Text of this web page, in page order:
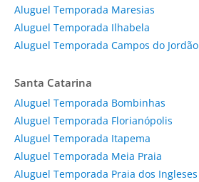
Aluguel Temporada Maresias
Aluguel Temporada Ilhabela
Aluguel Temporada Campos do Jordão
Santa Catarina
Aluguel Temporada Bombinhas
Aluguel Temporada Florianópolis
Aluguel Temporada Itapema
Aluguel Temporada Meia Praia
Aluguel Temporada Praia dos Ingleses